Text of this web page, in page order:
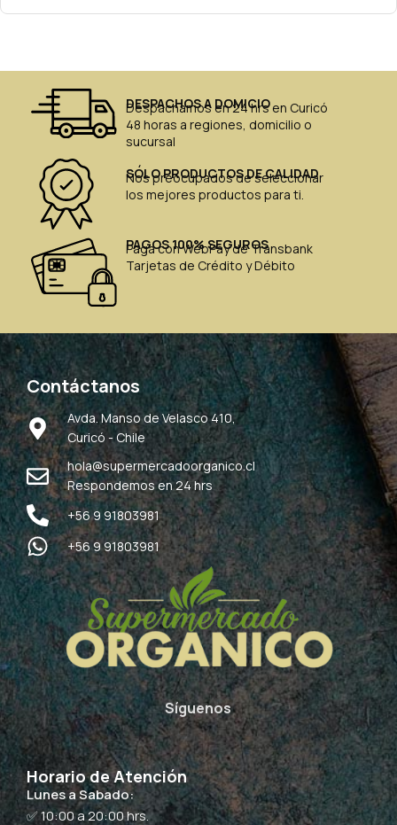
DESPACHOS A DOMICIO
Despachamos en 24 hrs en Curicó
48 horas a regiones, domicilio o
sucursal
SÓLO PRODUCTOS DE CALIDAD
Nos preocupados de seleccionar
los mejores productos para ti.
PAGOS 100% SEGUROS
Paga con WebPay de Transbank
Tarjetas de Crédito y Débito
Contáctanos
Avda. Manso de Velasco 410,
Curicó - Chile
hola@supermercadoorganico.cl
Respondemos en 24 hrs
+56 9 91803981
+56 9 91803981
Síguenos
Horario de Atención
Lunes a Sabado:
✅ 10:00 a 20:00 hrs.